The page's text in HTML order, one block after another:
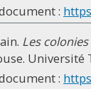
:
Les
Université
: